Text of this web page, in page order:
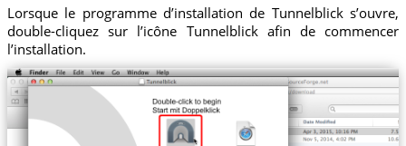
Lorsque le programme d’installation de Tunnelblick s’ouvre,
double-cliquez sur l’icône Tunnelblick afin de commencer
l’installation.